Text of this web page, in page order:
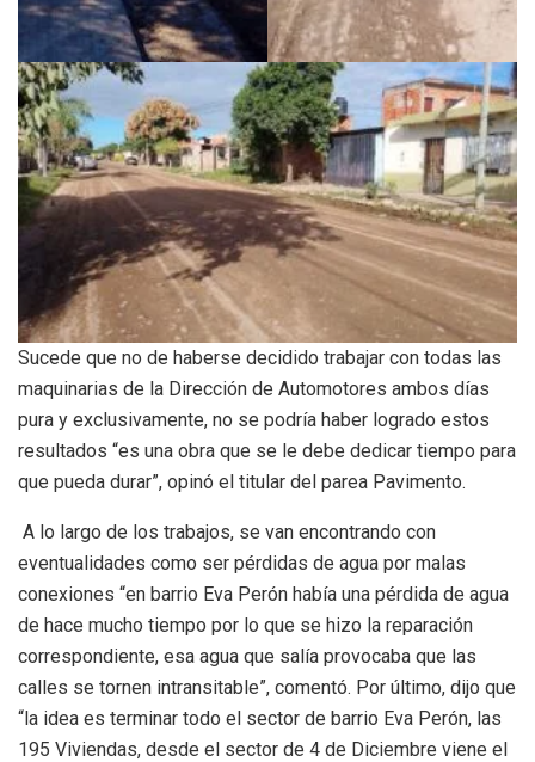
Sucede que no de haberse decidido trabajar con todas las
maquinarias de la Dirección de Automotores ambos días
pura y exclusivamente, no se podría haber logrado estos
resultados “es una obra que se le debe dedicar tiempo para
que pueda durar”, opinó el titular del parea Pavimento.
A lo largo de los trabajos, se van encontrando con
eventualidades como ser pérdidas de agua por malas
conexiones “en barrio Eva Perón había una pérdida de agua
de hace mucho tiempo por lo que se hizo la reparación
correspondiente, esa agua que salía provocaba que las
calles se tornen intransitable”, comentó. Por último, dijo que
“la idea es terminar todo el sector de barrio Eva Perón, las
195 Viviendas, desde el sector de 4 de Diciembre viene el